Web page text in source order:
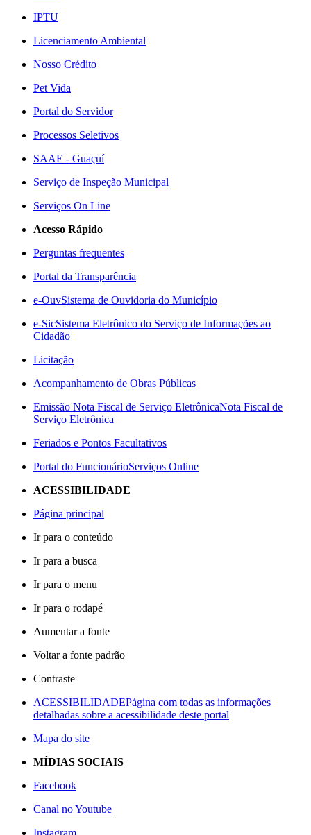
IPTU
Licenciamento Ambiental
Nosso Crédito
Pet Vida
Portal do Servidor
Processos Seletivos
SAAE - Guaçuí
Serviço de Inspeção Municipal
Serviços On Line
Acesso Rápido
Perguntas frequentes
Portal da Transparência
e-OuvSistema de Ouvidoria do Município
e-SicSistema Eletrônico do Serviço de Informações ao
Cidadão
Licitação
Acompanhamento de Obras Públicas
Emissão Nota Fiscal de Serviço EletrônicaNota Fiscal de
Serviço Eletrônica
Feriados e Pontos Facultativos
Portal do FuncionárioServiços Online
ACESSIBILIDADE
Página principal
Ir para o conteúdo
Ir para a busca
Ir para o menu
Ir para o rodapé
Aumentar a fonte
Voltar a fonte padrão
Contraste
ACESSIBILIDADEPágina com todas as informações
detalhadas sobre a acessibilidade deste portal
Mapa do site
MÍDIAS SOCIAIS
Facebook
Canal no Youtube
Instagram